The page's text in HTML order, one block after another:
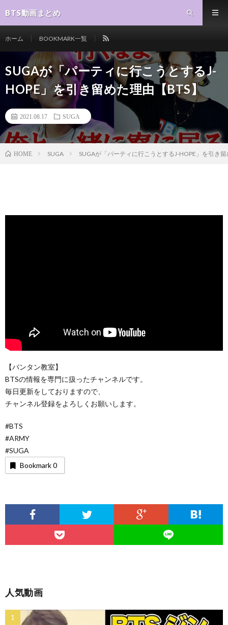
BTS動画まとめ
ホーム BOOKMARK一覧
SUGAが「パーティに行こうとするJ-
HOPE」を引き留めた理由【BTS】
2021.08.17 SUGA
HOME SUGA SUGAが「パーティに行こうとするJ-HOPE」を引き
【バンタン教室】
BTSの情報を専門に扱ったチャンネルです。
毎日更新をしておりますので、
チャンネル登録をよろしくお願いします。
#BTS
#ARMY
#SUGA
Bookmark0
人気動画